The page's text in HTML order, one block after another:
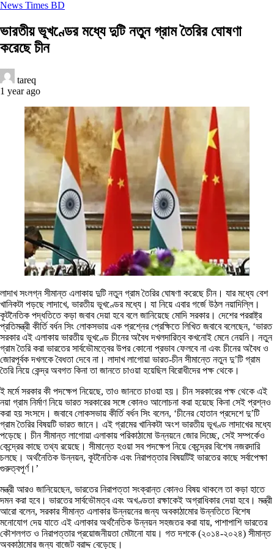
News Times BD
ভারতীয় ভূখণ্ডের মধ্যে দুটি নতুন গ্রাম তৈরির ঘোষণা
করেছে চীন
tareq
1 year ago
লাদাখ সংলগ্ন সীমান্ত এলাকায় দুটি নতুন গ্রাম তৈরির ঘোষণা করেছে চীন। যার মধ্যে বেশ
খানিকটা পড়ছে লাদাখে, ভারতীয় ভূখণ্ডের মধ্যে। যা নিয়ে এবার গর্জে উঠল নয়াদিল্লি।
কূটনৈতিক পদ্ধতিতে কড়া জবাব দেয়া হবে বলে জানিয়েছে মোদি সরকার। দেশের পররাষ্ট্র
প্রতিমন্ত্রী কীর্তি বর্ধন সিং লোকসভায় এক প্রশ্নের প্রেক্ষিতে লিখিত জবাবে বলেছেন, ‘ভারত
সরকার এই এলাকায় ভারতীয় ভূখণ্ডে চীনের অবৈধ দখলদারিত্ব কখনোই মেনে নেয়নি। নতুন
গ্রাম তৈরি করা ভারতের সার্বভৌমত্বের উপর কোনো প্রভাব ফেলবে না এবং চীনের অবৈধ ও
জোরপূর্বক দখলকে বৈধতা দেবে না। লাদাখ লাগোয়া ভারত-চীন সীমান্তে নতুন দু’টি গ্রাম
তৈরি নিয়ে কেন্দ্র অবগত কিনা তা জানতে চাওয়া হয়েছিল বিরোধীদের পক্ষ থেকে।
ই মর্মে সরকার কী পদক্ষেপ নিয়েছে, তাও জানতে চাওয়া হয়। চীন সরকারের পক্ষ থেকে এই
নয়া গ্রাম নির্মাণ নিয়ে ভারত সরকারের সঙ্গে কোনও আলোচনা করা হয়েছে কিনা সেই প্রশ্নও
করা হয় সংসদে। জবাবে লোকসভায় কীর্তি বর্ধন সিং বলেন, ‘চীনের হোতান প্রদেশে দু’টি
গ্রাম তৈরির বিষয়টি ভারত জানে। এই গ্রামের খানিকটা অংশ ভারতীয় ভূখণ্ড লাদাখের মধ্যে
পড়েছে। চীন সীমান্ত লাগোয়া এলাকায় পরিকাঠামো উন্নয়নে জোর দিচ্ছে, সেই সম্পর্কেও
কেন্দ্রের কাছে তথ্য রয়েছে। সীমান্তে হওয়া সব পদক্ষেপ নিয়ে কেন্দ্রের বিশেষ নজরদারি
চলছে। অর্থনৈতিক উন্নয়ন, কূটনৈতিক এবং নিরাপত্তার বিষয়টিই ভারতের কাছে সর্বাপেক্ষা
গুরুত্বপূর্ণ।’
মন্ত্রী আরও জানিয়েছেন, ভারতের নিরাপত্তা সংক্রান্ত কোনও বিষয় থাকলে তা কড়া হাতে
দমন করা হবে। ভারতের সার্বভৌমত্ব এবং অখণ্ডতা রক্ষাকেই অগ্রাধিকার দেয়া হবে। মন্ত্রী
আরো বলেন, সরকার সীমান্ত এলাকার উন্নয়নের জন্য অবকাঠামোর উন্নতিতে বিশেষ
মনোযোগ দেয় যাতে এই এলাকার অর্থনৈতিক উন্নয়ন সহজতর করা যায়, পাশাপাশি ভারতের
কৌশলগত ও নিরাপত্তার প্রয়োজনীয়তা মেটানো যায়। গত দশকে (২০১৪-২০২৪) সীমান্ত
অবকাঠামোর জন্য বাজেট বরাদ্দ বেড়েছে।